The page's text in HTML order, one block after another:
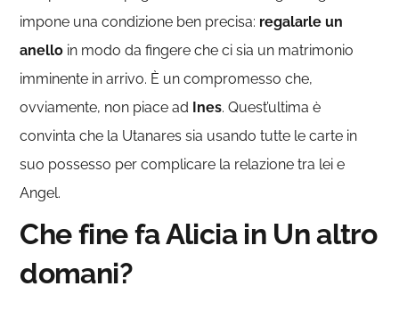
impone una condizione ben precisa: regalarle un
anello in modo da fingere che ci sia un matrimonio
imminente in arrivo. È un compromesso che,
ovviamente, non piace ad Ines. Quest’ultima è
convinta che la Utanares sia usando tutte le carte in
suo possesso per complicare la relazione tra lei e
Angel.
Che fine fa Alicia in Un altro
domani?